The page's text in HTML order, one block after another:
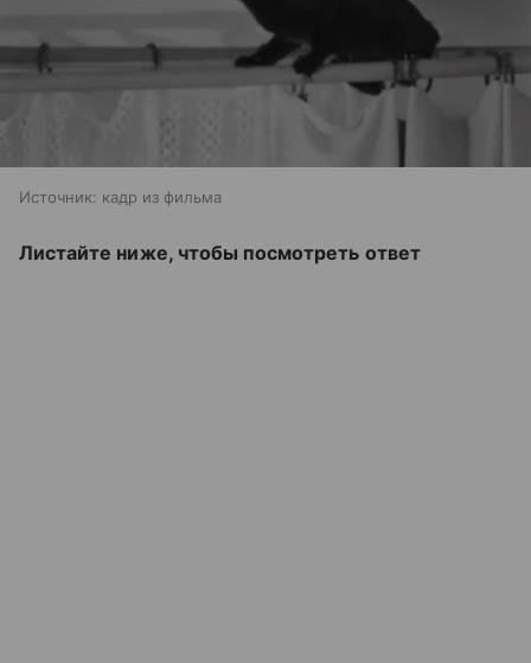
Источник: кадр из фильма
Листайте ниже, чтобы посмотреть ответ